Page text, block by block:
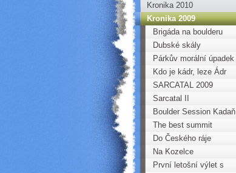
Kronika 2010
Kronika 2009
Brigáda na boulderu
Dubské skály
Párkův morální úpadek
Kdo je kádr, leze Ádr
SARCATAL 2009
Sarcatal II
Boulder Session Kadaň
2009
The best summit
Do Českého ráje
Na Kozelce
První letošní výlet s